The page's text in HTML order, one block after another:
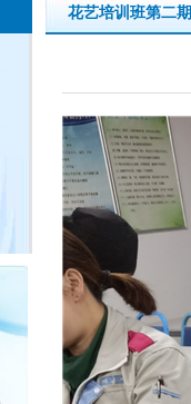
花艺培训班第二期